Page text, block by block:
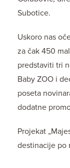
Subotice.
Uskoro nas
za čak 450
predstaviti tri
Baby ZOO i
poseta
dodatne
Projekat
destinacije po